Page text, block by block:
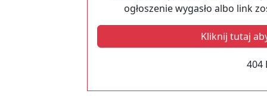
ogłoszenie wygasło albo link
Kliknij tutaj
404